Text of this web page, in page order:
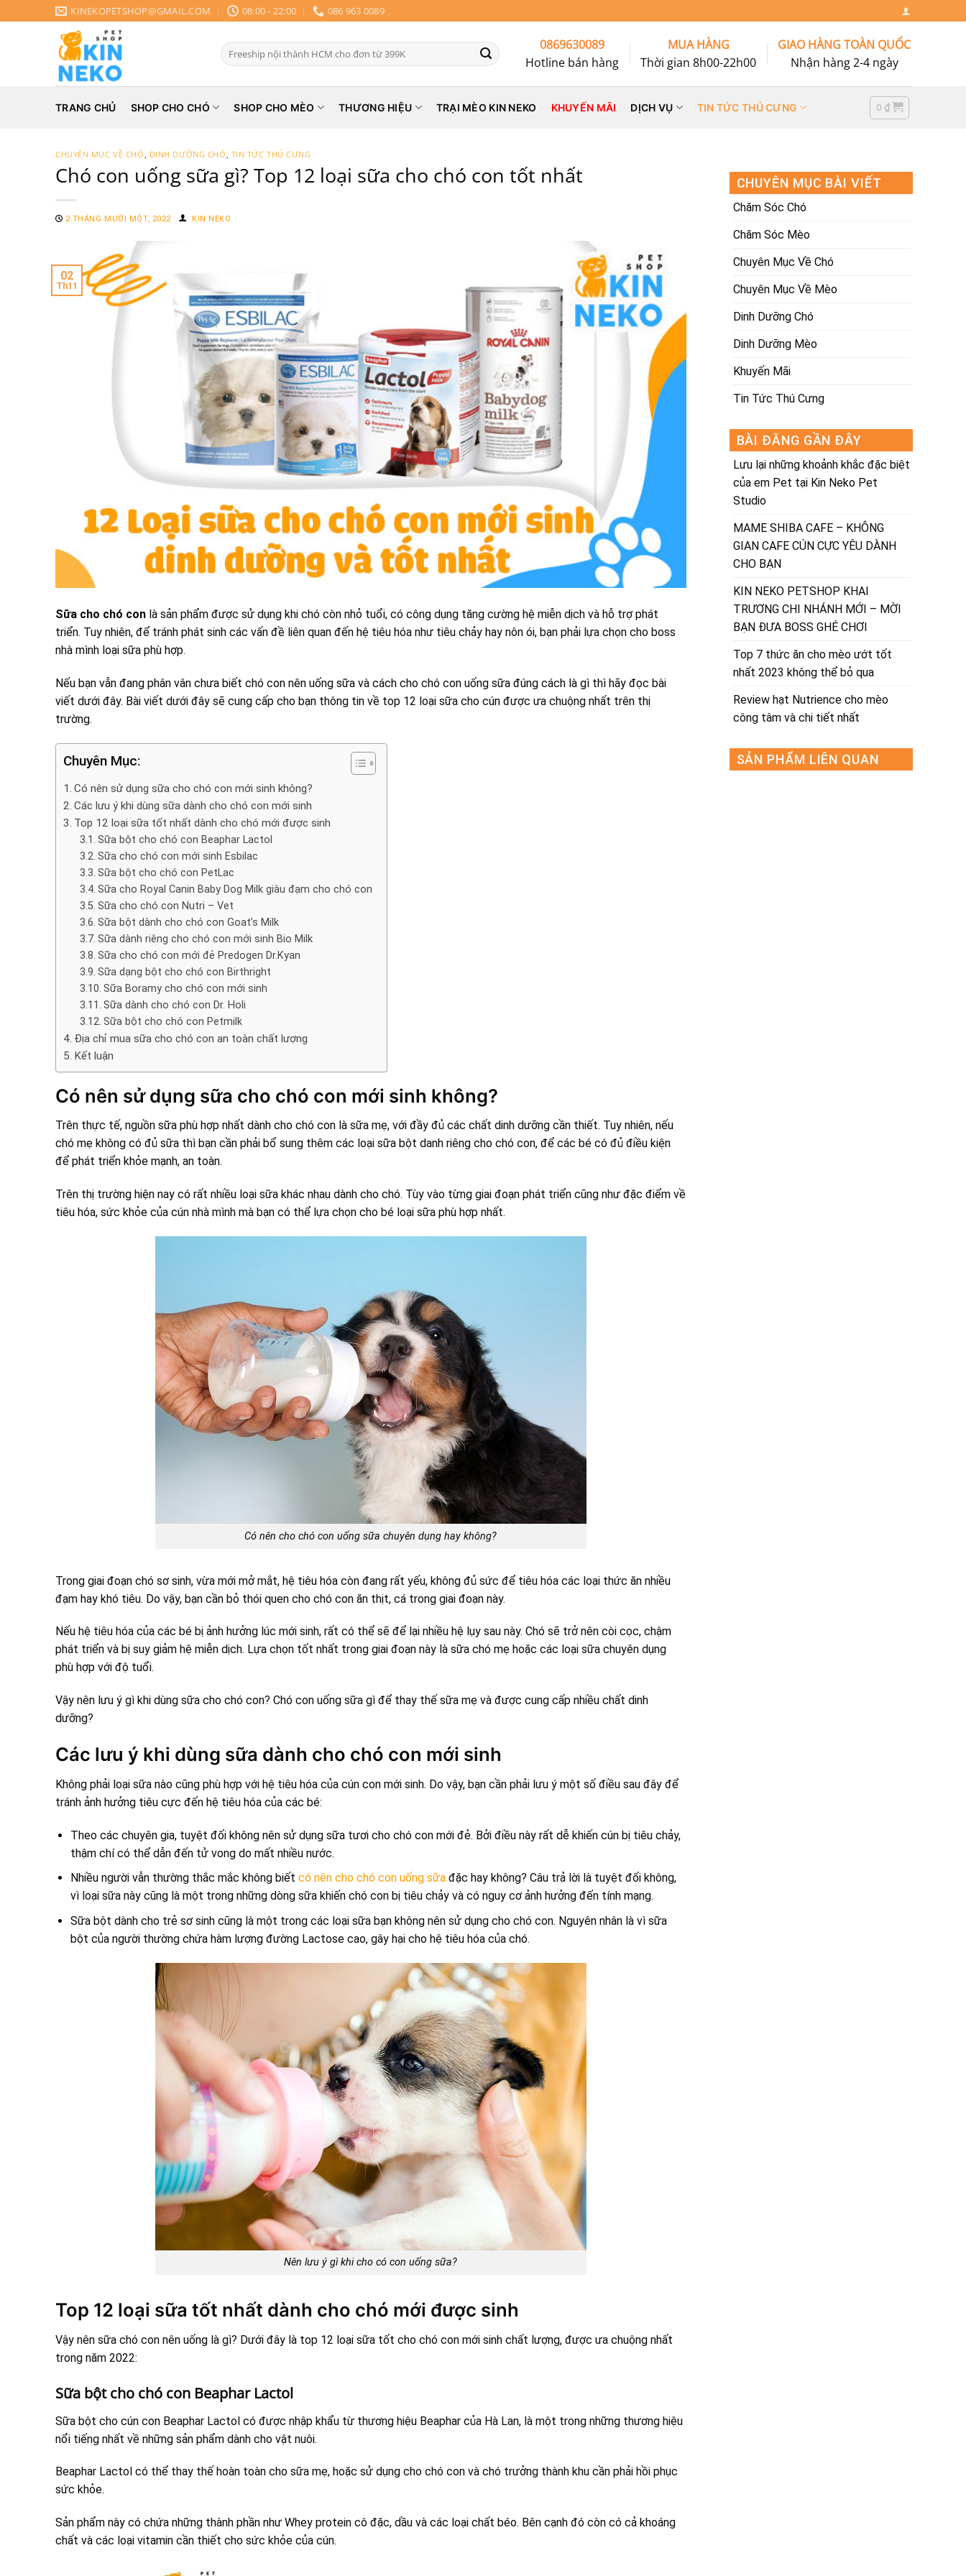
đến
KINEKOPETSHOP@GMAIL.COM 08:00 - 22:00 086 963 0089
Search
for:
0869630089
Hotline bán hàng
MUA HÀNG
Thời gian 8h00-22h00
GIAO HÀNG TOÀN QUỐC
Nhận hàng 2-4 ngày
TRANG CHỦ SHOP CHO CHÓ SHOP CHO MÈO THƯƠNG HIỆU TRẠI MÈO KIN NEKO KHUYẾN MÃI DỊCH VỤ TIN TỨC THÚ CƯNG 0 ₫
CHUYÊN MỤC VỀ CHÓ , DINH DƯỠNG CHÓ , TIN TỨC THÚ CƯNG
Chó con uống sữa gì? Top 12 loại sữa cho chó con tốt nhất
2 THÁNG MƯỜI MỘT, 2022 KIN NEKO
02
Th11
Sữa cho chó con là sản phẩm được sử dụng khi chó còn nhỏ tuổi, có công dụng tăng cường hệ miễn dịch và hỗ trợ phát
triển. Tuy nhiên, để tránh phát sinh các vấn đề liên quan đến hệ tiêu hóa như tiêu chảy hay nôn ói, bạn phải lựa chọn cho boss
nhà mình loại sữa phù hợp.
Nếu bạn vẫn đang phân vân chưa biết chó con nên uống sữa và cách cho chó con uống sữa đúng cách là gì thì hãy đọc bài
viết dưới đây. Bài viết dưới đây sẽ cung cấp cho bạn thông tin về top 12 loại sữa cho cún được ưa chuộng nhất trên thị
trường.
Chuyên Mục:
Có nên sử dụng sữa cho chó con mới sinh không?
Các lưu ý khi dùng sữa dành cho chó con mới sinh
Top 12 loại sữa tốt nhất dành cho chó mới được sinh
Sữa bột cho chó con Beaphar Lactol
Sữa cho chó con mới sinh Esbilac
Sữa bột cho chó con PetLac
Sữa cho Royal Canin Baby Dog Milk giàu đạm cho chó con
Sữa cho chó con Nutri – Vet
Sữa bột dành cho chó con Goat’s Milk
Sữa dành riêng cho chó con mới sinh Bio Milk
Sữa cho chó con mới đẻ Predogen Dr.Kyan
Sữa dạng bột cho chó con Birthright
Sữa Boramy cho chó con mới sinh
Sữa dành cho chó con Dr. Holi
Sữa bột cho chó con Petmilk
Địa chỉ mua sữa cho chó con an toàn chất lượng
Kết luận
Có nên sử dụng sữa cho chó con mới sinh không?
Trên thực tế, nguồn sữa phù hợp nhất dành cho chó con là sữa mẹ, với đầy đủ các chất dinh dưỡng cần thiết. Tuy nhiên, nếu
chó mẹ không có đủ sữa thì bạn cần phải bổ sung thêm các loại sữa bột danh riêng cho chó con, để các bé có đủ điều kiện
để phát triển khỏe mạnh, an toàn.
Trên thị trường hiện nay có rất nhiều loại sữa khác nhau dành cho chó. Tùy vào từng giai đoạn phát triển cũng như đặc điểm về
tiêu hóa, sức khỏe của cún nhà mình mà bạn có thể lựa chọn cho bé loại sữa phù hợp nhất.
Có nên cho chó con uống sữa chuyên dụng hay không?
Trong giai đoạn chó sơ sinh, vừa mới mở mắt, hệ tiêu hóa còn đang rất yếu, không đủ sức để tiêu hóa các loại thức ăn nhiều
đạm hay khó tiêu. Do vậy, bạn cần bỏ thói quen cho chó con ăn thịt, cá trong giai đoạn này.
Nếu hệ tiêu hóa của các bé bị ảnh hưởng lúc mới sinh, rất có thể sẽ để lại nhiều hệ lụy sau này. Chó sẽ trở nên còi cọc, chậm
phát triển và bị suy giảm hệ miễn dịch. Lựa chọn tốt nhất trong giai đoạn này là sữa chó mẹ hoặc các loại sữa chuyên dụng
phù hợp với độ tuổi.
Vậy nên lưu ý gì khi dùng sữa cho chó con? Chó con uống sữa gì để thay thế sữa mẹ và được cung cấp nhiều chất dinh
dưỡng?
Các lưu ý khi dùng sữa dành cho chó con mới sinh
Không phải loại sữa nào cũng phù hợp với hệ tiêu hóa của cún con mới sinh. Do vậy, bạn cần phải lưu ý một số điều sau đây để
tránh ảnh hưởng tiêu cực đến hệ tiêu hóa của các bé:
Theo các chuyên gia, tuyệt đối không nên sử dụng sữa tươi cho chó con mới đẻ. Bởi điều này rất dễ khiến cún bị tiêu chảy,
thậm chí có thể dẫn đến tử vong do mất nhiều nước.
Nhiều người vẫn thường thắc mắc không biết có nên cho chó con uống sữađặc hay không? Câu trả lời là tuyệt đối không,
vì loại sữa này cũng là một trong những dòng sữa khiến chó con bị tiêu chảy và có nguy cơ ảnh hưởng đến tính mạng.
Sữa bột dành cho trẻ sơ sinh cũng là một trong các loại sữa bạn không nên sử dụng cho chó con. Nguyên nhân là vì sữa
bột của người thường chứa hàm lượng đường Lactose cao, gây hại cho hệ tiêu hóa của chó.
Nên lưu ý gì khi cho có con uống sữa?
Top 12 loại sữa tốt nhất dành cho chó mới được sinh
Vậy nên sữa chó con nên uống là gì? Dưới đây là top 12 loại sữa tốt cho chó con mới sinh chất lượng, được ưa chuộng nhất
trong năm 2022:
Sữa bột cho chó con Beaphar Lactol
Sữa bột cho cún con Beaphar Lactol có được nhập khẩu từ thương hiệu Beaphar của Hà Lan, là một trong những thương hiệu
nổi tiếng nhất về những sản phẩm dành cho vật nuôi.
Beaphar Lactol có thể thay thế hoàn toàn cho sữa mẹ, hoặc sử dụng cho chó con và chó trưởng thành khu cần phải hồi phục
sức khỏe.
Sản phẩm này có chứa những thành phần như Whey protein cô đặc, dầu và các loại chất béo. Bên cạnh đó còn có cả khoáng
chất và các loại vitamin cần thiết cho sức khỏe của cún.
CHUYÊN MỤC BÀI VIẾT
Chăm Sóc Chó
Chăm Sóc Mèo
Chuyên Mục Về Chó
Chuyên Mục Về Mèo
Dinh Dưỡng Chó
Dinh Dưỡng Mèo
Khuyến Mãi
Tin Tức Thú Cưng
BÀI ĐĂNG GẦN ĐÂY
Lưu lại những khoảnh khắc đặc biệt
của em Pet tại Kin Neko Pet
Studio
MAME SHIBA CAFE – KHÔNG
GIAN CAFE CÚN CỰC YÊU DÀNH
CHO BẠN
KIN NEKO PETSHOP KHAI
TRƯƠNG CHI NHÁNH MỚI – MỜI
BẠN ĐƯA BOSS GHÉ CHƠI
Top 7 thức ăn cho mèo ướt tốt
nhất 2023 không thể bỏ qua
Review hạt Nutrience cho mèo
công tâm và chi tiết nhất
SẢN PHẨM LIÊN QUAN